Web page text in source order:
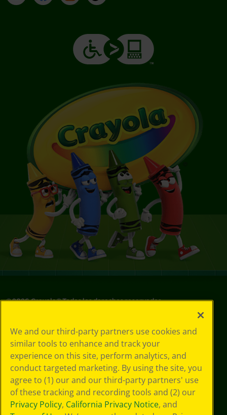
©2026Crayola® Todos los derechos reservados.
de privacidad
Política de
privacidad
Términos de SMS
GDPR
Aviso de
privacidad de CA
Cookie
We and our third-party partners use cookies and
similar tools to enhance and track your
experience on this site, perform analytics, and
conduct targeted marketing. By using the site, you
agree to (1) our and our third-party partners' use
of these tracking and recording tools and (2) our
Privacy Policy, California Privacy Notice, and